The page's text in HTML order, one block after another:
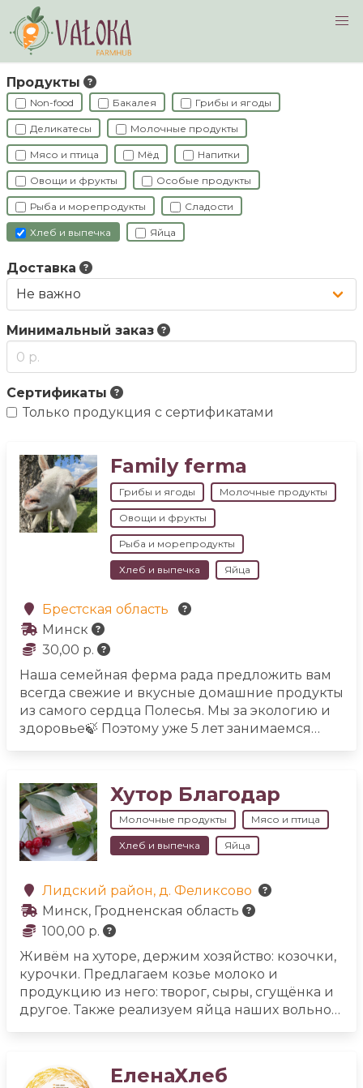
Продукты
Non-food Бакалея Грибы и ягоды
Деликатесы Молочные продукты
Мясо и птица Мёд Напитки
Овощи и фрукты Особые продукты
Рыба и морепродукты Сладости
Хлеб и выпечка Яйца
Доставка
Минимальный заказ
Сертификаты
Только продукция с сертификатами
Family ferma
Грибы и ягоды Молочные продукты
Овощи и фрукты
Рыба и морепродукты
Хлеб и выпечка Яйца
Брестская область
Минск
30,00 р.
Наша семейная ферма рада предложить вам
всегда свежие и вкусные домашние продукты
из самого сердца Полесья. Мы за экологию и
здоровье🍃 Поэтому уже 5 лет занимаемся
нашего подворья 🐾
предложить и вам перейти на нашу здоровую
еду:🐐 Всегда свежее козье молоко, козий
творог и сыр, а также гипоаллергенное
сгущённое молоко🐮 Коровье молоко, творог,
куриное🍞 Хлеб🥦 Овощи со своего огорода
Хутор Благодар
Молочные продукты Мясо и птица
Хлеб и выпечка Яйца
Лидский район, д. Феликсово
Минск, Гродненская область
100,00 р.
Живём на хуторе, держим хозяйство: козочки,
курочки. Предлагаем козье молоко и
продукцию из него: творог, сыры, сгущёнка и
другое. Также реализуем яйца наших вольно
ЕленаХлеб
Navigated to Фермеры